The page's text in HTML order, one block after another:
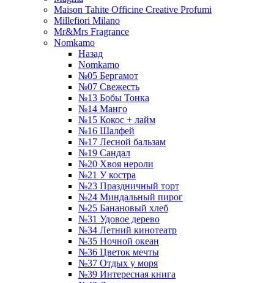
Maison Tahite Officine Creative Profumi
Millefiori Milano
Mr&Mrs Fragrance
Nomkamo
Назад
Nomkamo
№05 Бергамот
№07 Свежесть
№13 Бобы Тонка
№14 Манго
№15 Кокос + лайм
№16 Шалфей
№17 Лесной бальзам
№19 Сандал
№20 Хвоя нероли
№21 У костра
№23 Праздничный торт
№24 Миндальный пирог
№25 Банановый хлеб
№31 Удовое дерево
№34 Летний кинотеатр
№35 Ночной океан
№36 Цветок мечты
№37 Отдых у моря
№39 Интересная книга